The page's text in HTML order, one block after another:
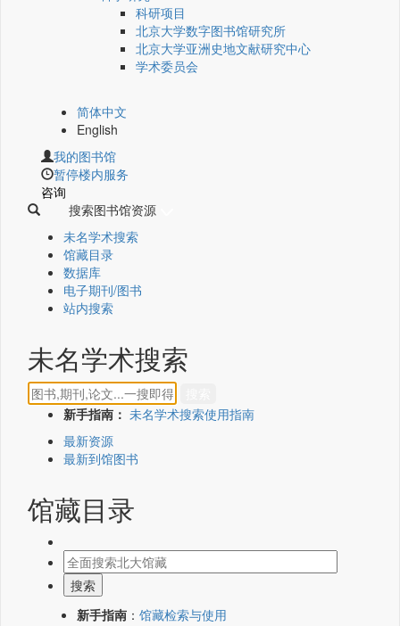
科研项目
北京大学数字图书馆研究所
北京大学亚洲史地文献研究中心
学术委员会
简体中文
English
我的图书馆
暂停楼内服务
咨询
搜索图书馆资源
未名学术搜索
馆藏目录
数据库
电子期刊/图书
站内搜索
未名学术搜索
新手指南： 未名学术搜索使用指南
最新资源
最新到馆图书
馆藏目录
新手指南 ： 馆藏检索与使用